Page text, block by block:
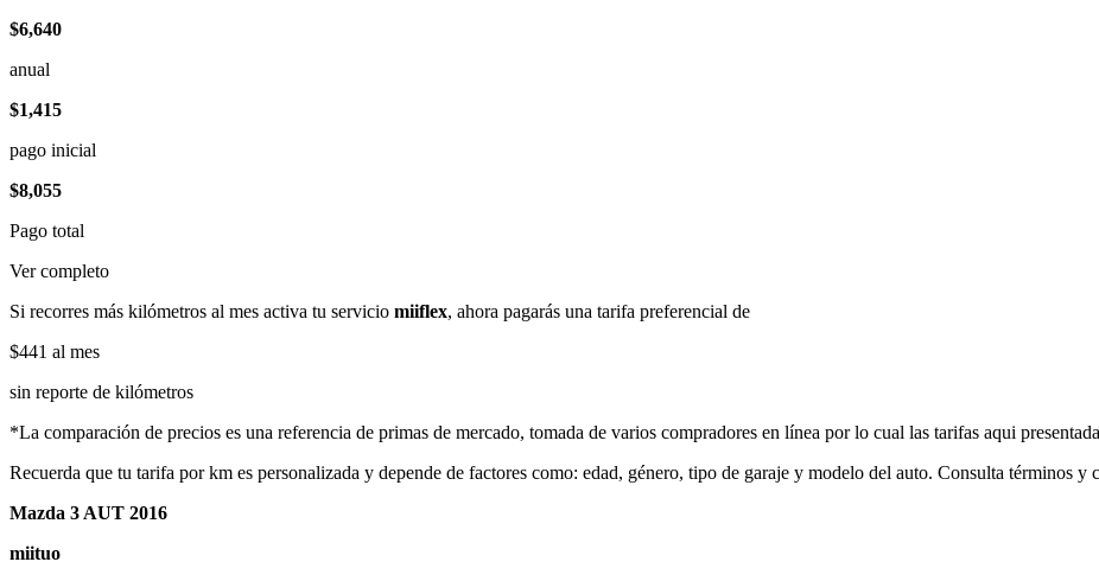
$6,640
anual
$1,415
pago inicial
$8,055
Pago total
Ver completo
Si recorres más kilómetros al mes activa tu servicio miiflex, ahora pagarás una tarifa preferencial de
$441 al mes
sin reporte de kilómetros
*La comparación de precios es una referencia de primas de mercado, tomada de varios compradores en línea por lo cual las tarifas aqui
Recuerda que tu tarifa por km es personalizada y depende de factores como: edad, género, tipo de garaje y modelo del auto. Consulta términos y
Mazda 3 AUT 2016
miituo